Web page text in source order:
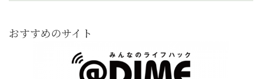
おすすめのサイト